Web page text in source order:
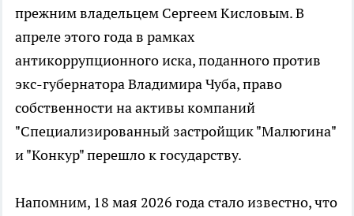
прежним владельцем Сергеем Кисловым. В
апреле этого года в рамках
антикоррупционного иска, поданного против
экс-губернатора Владимира Чуба, право
собственности на активы компаний
"Специализированный застройщик "Малюгина"
и "Конкур" перешло к государству.
Напомним, 18 мая 2026 года стало известно, что